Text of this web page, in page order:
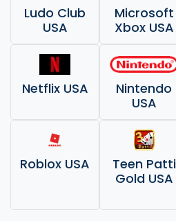
Ludo Club
USA
Microsoft
Xbox USA
Netflix USA
Nintendo
USA
Roblox USA
Teen Patti
Gold USA